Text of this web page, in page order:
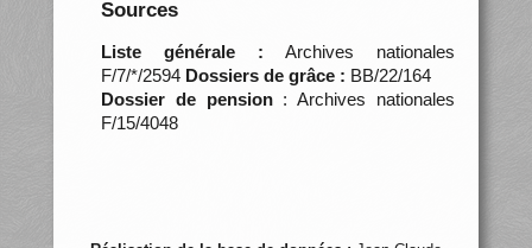
Sources
Liste générale : Archives nationales
F/7/*/2594 Dossiers de grâce : BB/22/164
Dossier de pension: Archives nationales
F/15/4048